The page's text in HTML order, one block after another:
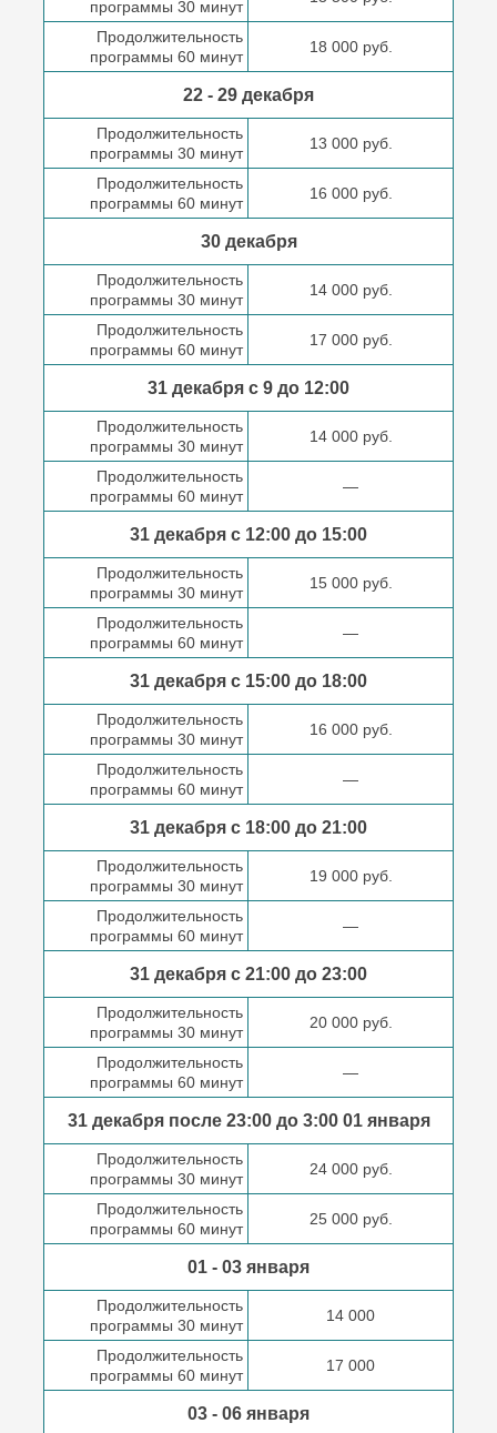
программы 30 минут
Продолжительность
программы 60 минут
18 000 руб.
22 - 29 декабря
Продолжительность
программы 30 минут
13 000 руб.
Продолжительность
программы 60 минут
16 000 руб.
30 декабря
Продолжительность
программы 30 минут
14 000 руб.
Продолжительность
программы 60 минут
17 000 руб.
31 декабря с 9 до 12:00
Продолжительность
программы 30 минут
14 000 руб.
Продолжительность
программы 60 минут
—
31 декабря с 12:00 до 15:00
Продолжительность
программы 30 минут
15 000 руб.
Продолжительность
программы 60 минут
—
31 декабря с 15:00 до 18:00
Продолжительность
программы 30 минут
16 000 руб.
Продолжительность
программы 60 минут
—
31 декабря с 18:00 до 21:00
Продолжительность
программы 30 минут
19 000 руб.
Продолжительность
программы 60 минут
—
31 декабря с 21:00 до 23:00
Продолжительность
программы 30 минут
20 000 руб.
Продолжительность
программы 60 минут
—
31 декабря после23:00 до 3:0001 января
Продолжительность
программы 30 минут
24 000 руб.
Продолжительность
программы 60 минут
25 000 руб.
01 - 03 января
Продолжительность
программы 30 минут
14 000
Продолжительность
программы 60 минут
17 000
03 - 06 января